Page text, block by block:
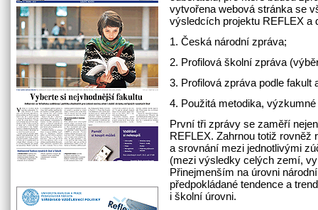
vytvořena webová stránka se
výsledcích projektu REFLEX a
1. Česká národní zpráva;
2. Profilová školní zpráva
3. Profilová zpráva podle fakult
4. Použitá metodika,
První tři zprávy se zaměří
REFLEX. Zahrnou totiž rovněž
a srovnání mezi jednotlivými
(mezi výsledky celých zemí,
Přinejmenším na úrovni
předpokládané tendence a
i školní úrovni.